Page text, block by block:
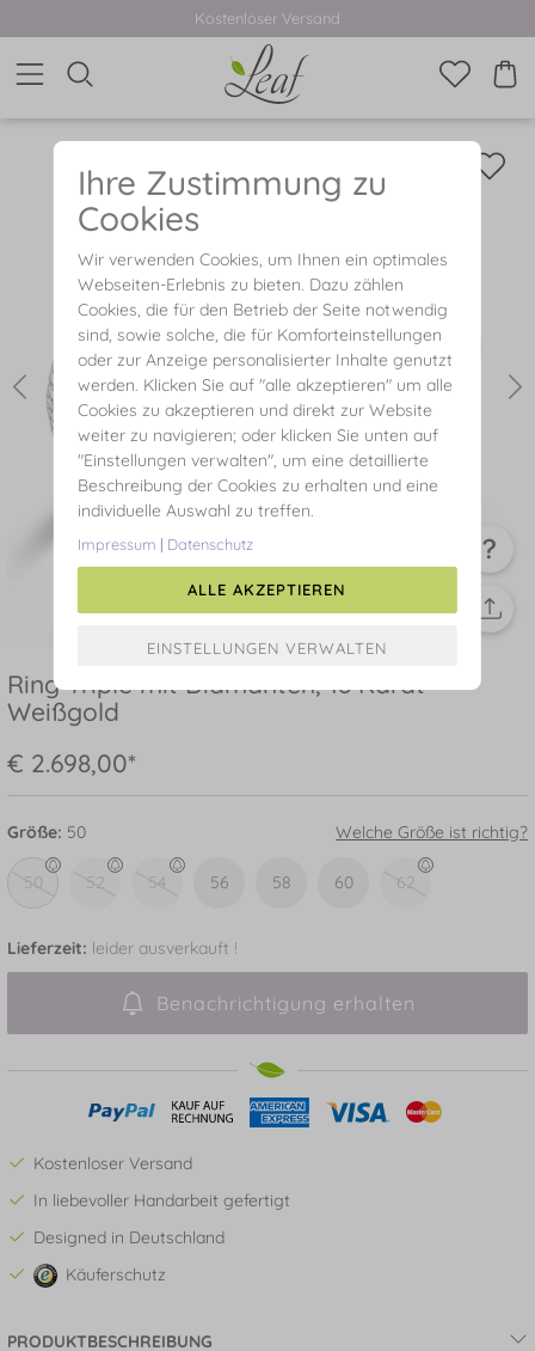
Kostenloser Versand
Ring Triple mit Diamanten, 18 Karat
Weißgold
€ 2.698,00*
Größe: 50 Welche Größe ist richtig?
50 52 54 56 58 60 62
Lieferzeit: leider ausverkauft !
Benachrichtigung erhalten
Kostenloser Versand
In liebevoller Handarbeit gefertigt
Designed in Deutschland
Käuferschutz
PRODUKTBESCHREIBUNG
Ihre Zustimmung zu
Cookies
Wir verwenden Cookies, um Ihnen ein optimales
Webseiten-Erlebnis zu bieten. Dazu zählen
Cookies, die für den Betrieb der Seite notwendig
sind, sowie solche, die für Komforteinstellungen
oder zur Anzeige personalisierter Inhalte genutzt
werden. Klicken Sie auf "alle akzeptieren" um alle
Cookies zu akzeptieren und direkt zur Website
weiter zu navigieren; oder klicken Sie unten auf
"Einstellungen verwalten", um eine detaillierte
Beschreibung der Cookies zu erhalten und eine
individuelle Auswahl zu treffen.
Impressum | Datenschutz
ALLE AKZEPTIEREN